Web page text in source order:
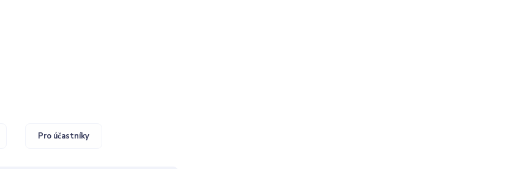
Pro účastníky